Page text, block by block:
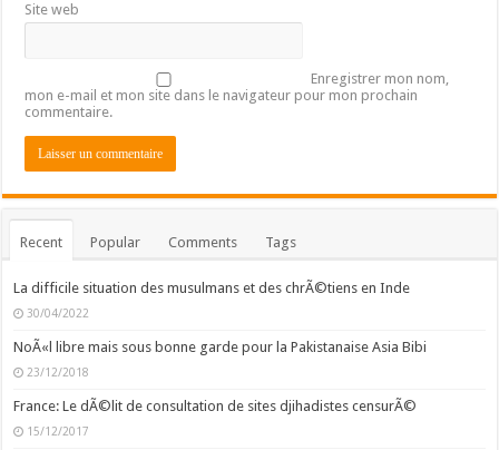
Site web
Enregistrer mon nom,
mon e-mail et mon site dans le navigateur pour mon prochain
commentaire.
Recent Popular Comments Tags
La difficile situation des musulmans et des chrÃ©tiens en Inde
30/04/2022
NoÃ«l libre mais sous bonne garde pour la Pakistanaise Asia Bibi
23/12/2018
France: Le dÃ©lit de consultation de sites djihadistes censurÃ©
15/12/2017